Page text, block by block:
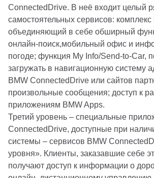
ConnectedDrive. В неё входит целый
самостоятельных сервисов:
объединяющий в себе обширный
онлайн-поиск,мобильный офис и
погоде; функция My Info/Send-to-Car,
загружать в навигационную систему
BMW ConnectedDrive или сайтов
произвольные сообщения; доступ к
приложениям BMW Apps.
Третий уровень – специальные
ConnectedDrive, доступные при
системы – сервисов BMW
уровня». Клиенты, заказавшие себе
получают доступ к информации о